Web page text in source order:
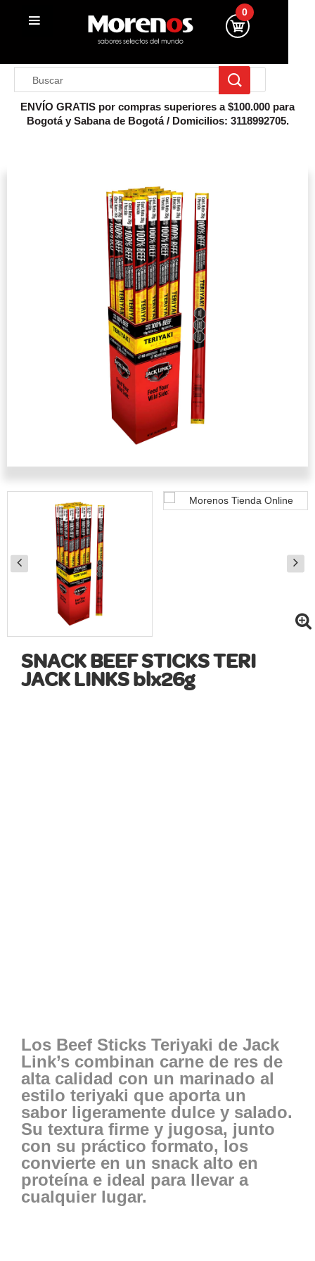
0
ENVÍO GRATIS por compras superiores a $100.000 para
Bogotá y Sabana de Bogotá / Domicilios: 3118992705.
SNACK BEEF STICKS TERI
JACK LINKS blx26g
Los Beef Sticks Teriyaki de Jack
Link’s combinan carne de res de
alta calidad con un marinado al
estilo teriyaki que aporta un
sabor ligeramente dulce y salado.
Su textura firme y jugosa, junto
con su práctico formato, los
convierte en un snack alto en
proteína e ideal para llevar a
cualquier lugar.